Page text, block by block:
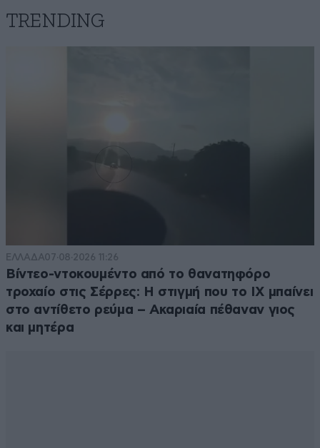
TRENDING
ΕΛΛΑΔΑ07·08·2026 11:26
Βίντεο-ντοκουμέντο από το θανατηφόρο
τροχαίο στις Σέρρες: Η στιγμή που το ΙΧ μπαίνει
στο αντίθετο ρεύμα – Ακαριαία πέθαναν γιος
και μητέρα